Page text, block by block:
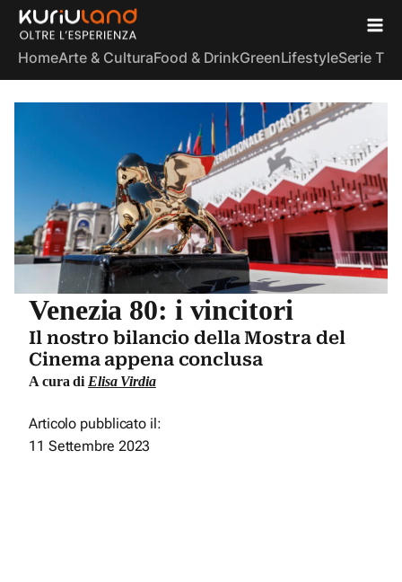
HomeArte & CulturaFood & DrinkGreenLifestyleSerie TV
Venezia 80: i vincitori
Il nostro bilancio della Mostra del
Cinema appena conclusa
A cura diElisa Virdia
Articolo pubblicato il:
11 Settembre 2023